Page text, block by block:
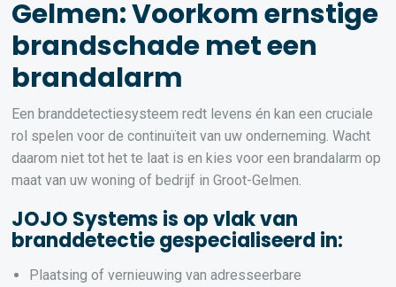
Gelmen: Voorkom ernstige
brandschade met een
brandalarm
Een branddetectiesysteem redt levens én kan een cruciale
rol spelen voor de continuïteit van uw onderneming. Wacht
daarom niet tot het te laat is en kies voor een brandalarm op
maat van uw woning of bedrijf in Groot-Gelmen.
JOJO Systems is op vlak van
branddetectie gespecialiseerd in:
Plaatsing of vernieuwing van adresseerbare